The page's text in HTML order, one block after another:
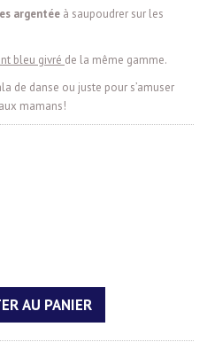
argentée à saupoudrer sur les
bleu givré de la même gamme.
de danse ou juste pour s’amuser
mamans!
AU PANIER